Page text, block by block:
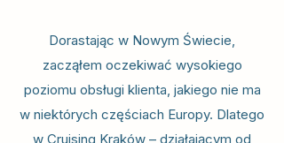
Dorastając w Nowym Świecie,
zacząłem oczekiwać wysokiego
poziomu obsługi klienta, jakiego nie ma
w niektórych częściach Europy. Dlatego
w Cruising Kraków – działającym od